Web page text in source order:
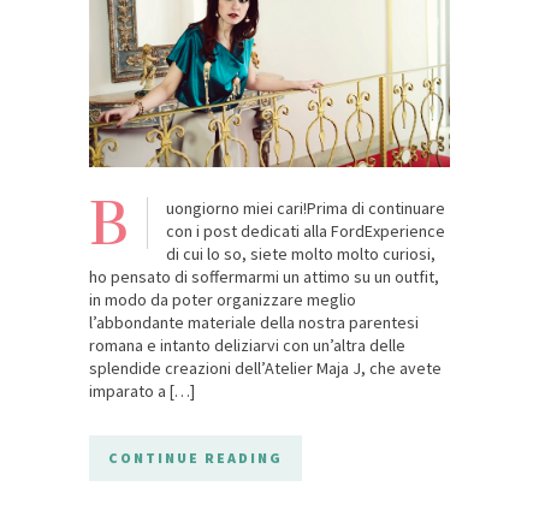
B
uongiorno miei cari!Prima di continuare
con i post dedicati alla FordExperience
di cui lo so, siete molto molto curiosi,
ho pensato di soffermarmi un attimo su un outfit,
in modo da poter organizzare meglio
l’abbondante materiale della nostra parentesi
romana e intanto deliziarvi con un’altra delle
splendide creazioni dell’Atelier Maja J, che avete
imparato a […]
CONTINUE READING